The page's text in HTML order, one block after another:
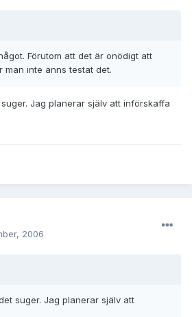
Förutom att det är onödigt att
man inte änns testat det.
Jag planerar själv att införskaffa
2006
suger. Jag planerar själv att